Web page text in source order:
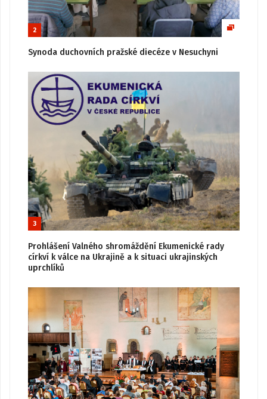
2
Synoda duchovních pražské diecéze v Nesuchyni
3
Prohlášení Valného shromáždění Ekumenické rady
církví k válce na Ukrajině a k situaci ukrajinských
uprchlíků